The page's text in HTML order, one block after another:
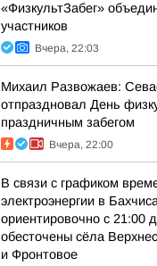
«ФизкультЗабег»
участников
Вчера, 22:03
Михаил Развожаев:
отпраздновал День
праздничным забегом
Вчера, 22:00
В связи с графиком
электроэнергии в
ориентировочно с 21:00
обесточены сёла
и Фронтовое